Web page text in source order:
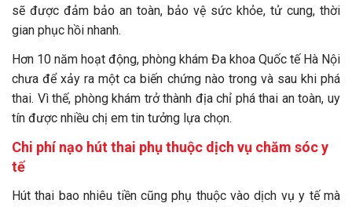
sẽ được đảm bảo an toàn, bảo vệ sức khỏe, tử cung, thời
gian phục hồi nhanh.
Hơn 10 năm hoạt động, phòng khám Đa khoa Quốc tế Hà Nội
chưa để xảy ra một ca biến chứng nào trong và sau khi phá
thai. Vì thế, phòng khám trở thành địa chỉ phá thai an toàn, uy
tín được nhiều chị em tin tưởng lựa chọn.
Chi phí nạo hút thai phụ thuộc dịch vụ chăm sóc y
tế
Hút thai bao nhiêu tiền cũng phụ thuộc vào dịch vụ y tế mà